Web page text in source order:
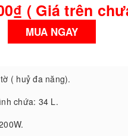
( Giá trên
MUA NGAY
( huỷ đa năng).
chứa: 34 L.